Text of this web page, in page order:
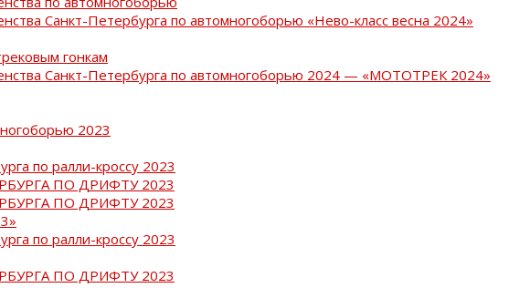
Санкт-Петербурга по автомногоборью «Нево-класс весна 2024»
гонкам
Санкт-Петербурга по автомногоборью 2024 — «МОТОТРЕК 2024»
2023
по ралли-кроссу 2023
ПО ДРИФТУ 2023
ПО ДРИФТУ 2023
по ралли-кроссу 2023
ПО ДРИФТУ 2023